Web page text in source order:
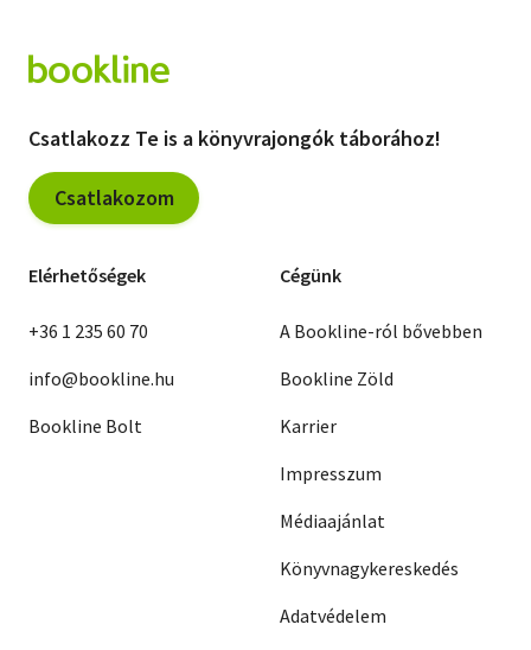
Csatlakozz Te is a könyvrajongók táborához!
Csatlakozom
Elérhetőségek
+36 1 235 60 70
info@bookline.hu
Bookline Bolt
Cégünk
A Bookline-ról bővebben
Bookline Zöld
Karrier
Impresszum
Médiaajánlat
Könyvnagykereskedés
Adatvédelem